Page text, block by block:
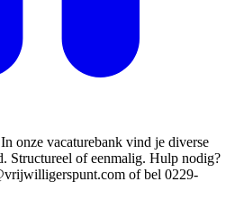
onze vacaturebank vind je diverse
Structureel of eenmalig. Hulp nodig?
of bel 0229-